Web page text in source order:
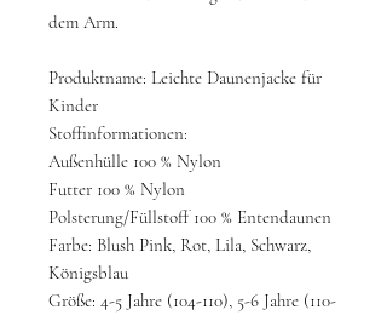
dem Arm.
Produktname: Leichte Daunenjacke für
Kinder
Stoffinformationen:
Außenhülle 100 % Nylon
Futter 100 % Nylon
Polsterung/Füllstoff 100 % Entendaunen
Farbe: Blush Pink, Rot, Lila, Schwarz,
Königsblau
Größe: 4-5 Jahre (104-110), 5-6 Jahre (110-